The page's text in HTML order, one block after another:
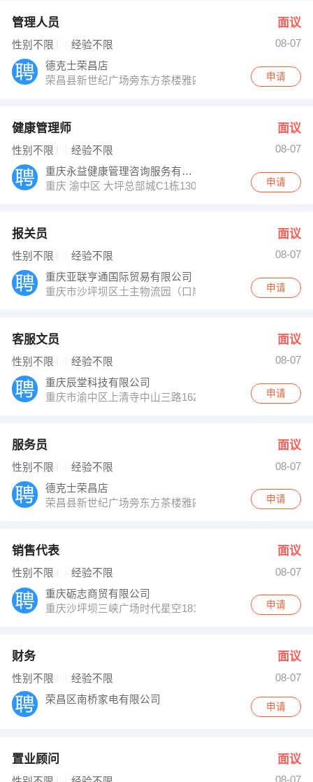
管理人员 面议
性别不限 经验不限
08-07
德克士荣昌店
荣昌县新世纪广场旁东方茶楼雅四
申请
健康管理师 面议
性别不限 经验不限
08-07
重庆永益健康管理咨询服务有限公司
重庆 渝中区 大坪总部城C1栋1303
申请
报关员 面议
性别不限 经验不限
08-07
重庆亚联亨通国际贸易有限公司
重庆市沙坪坝区土主物流园（口岸贸易服务大厦）
申请
客服文员 面议
性别不限 经验不限
08-07
重庆辰堂科技有限公司
重庆市渝中区上清寺中山三路162号中安国际大厦24楼号
申请
服务员 面议
性别不限 经验不限
08-07
德克士荣昌店
荣昌县新世纪广场旁东方茶楼雅四
申请
销售代表 面议
性别不限 经验不限
08-07
重庆砺志商贸有限公司
重庆沙坪坝三峡广场时代星空1815轻轨1号线沙坪坝站2
申请
财务 面议
性别不限 经验不限
08-07
荣昌区南桥家电有限公司
申请
置业顾问 面议